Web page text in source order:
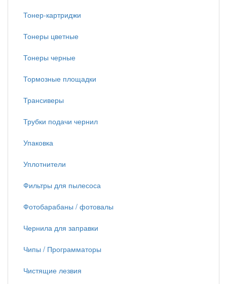
Тонер-картриджи
Тонеры цветные
Тонеры черные
Тормозные площадки
Трансиверы
Трубки подачи чернил
Упаковка
Уплотнители
Фильтры для пылесоса
Фотобарабаны / фотовалы
Чернила для заправки
Чипы / Программаторы
Чистящие лезвия